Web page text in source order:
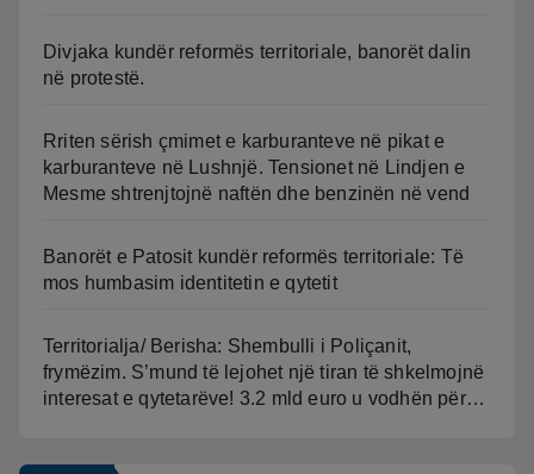
Divjaka kundër reformës territoriale, banorët dalin
në protestë.
Rriten sërish çmimet e karburanteve në pikat e
karburanteve në Lushnjë. Tensionet në Lindjen e
Mesme shtrenjtojnë naftën dhe benzinën në vend
Banorët e Patosit kundër reformës territoriale: Të
mos humbasim identitetin e qytetit
Territorialja/ Berisha: Shembulli i Poliçanit,
frymëzim. S’mund të lejohet një tiran të shkelmojnë
interesat e qytetarëve! 3.2 mld euro u vodhën për…